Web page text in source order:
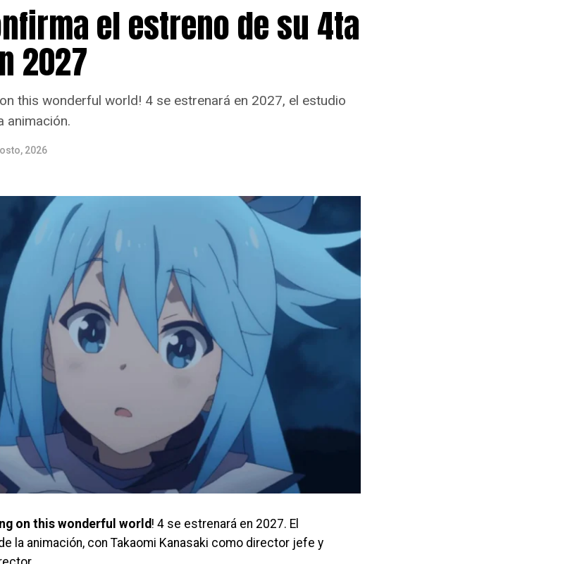
el estreno de su 4ta
2027
this wonderful world! 4 se estrenará en 2027, el estudio
animación.
2026
on this wonderful world ! 4 se estrenará en 2027. El
la animación, con Takaomi Kanasaki como director jefe y